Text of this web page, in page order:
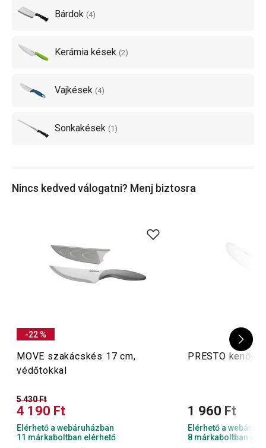
Bárdok (4)
Kerámia kések (2)
Vajkések (4)
Sonkakések (1 )
Nincs kedved válogatni? Menj biztosra
-22 %
MOVE szakácskés 17 cm,
védőtokkal
5 430 Ft
4 190 Ft
Elérhető a webáruházban
11 márkaboltban elérhető
PRESTO
1 960 Ft
Elérhető a
8 márkaboltban